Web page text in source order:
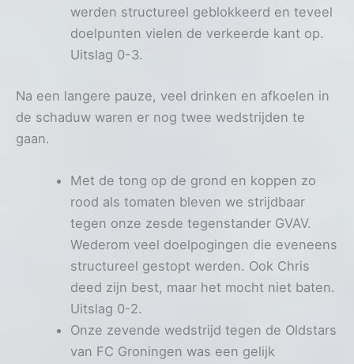
werden structureel geblokkeerd en teveel
doelpunten vielen de verkeerde kant op.
Uitslag 0-3.
Na een langere pauze, veel drinken en afkoelen in
de schaduw waren er nog twee wedstrijden te
gaan.
Met de tong op de grond en koppen zo
rood als tomaten bleven we strijdbaar
tegen onze zesde tegenstander GVAV.
Wederom veel doelpogingen die eveneens
structureel gestopt werden. Ook Chris
deed zijn best, maar het mocht niet baten.
Uitslag 0-2.
Onze zevende wedstrijd tegen de Oldstars
van FC Groningen was een gelijk